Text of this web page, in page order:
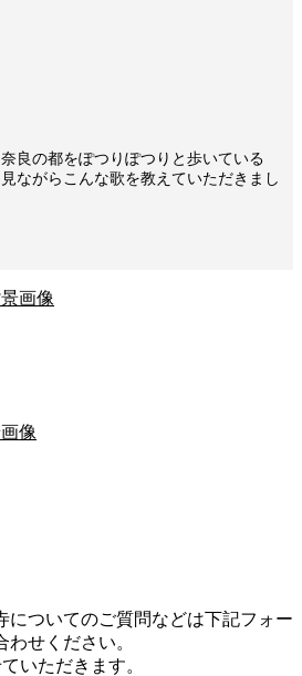
良の都をぽつりぽつりと歩いている
ながらこんな歌を教えていただきまし
についてのご質問などは下記フォー
せください。
いただきます。